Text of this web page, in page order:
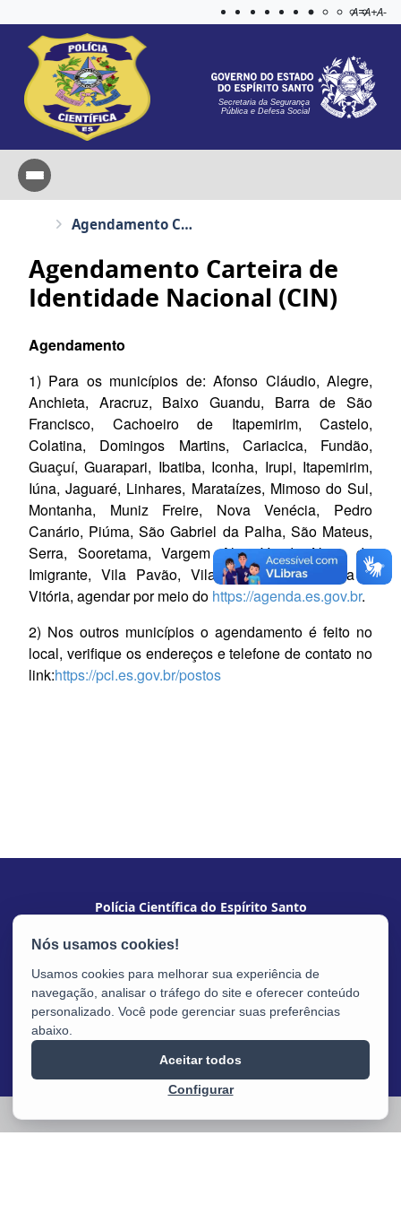
Aplicar
A=A+A-
Secretaria da Segurança
Pública e Defesa Social
Agendamento Carteira de Identidade Nacional (CIN)
Agendamento Carteira de
Identidade Nacional (CIN)
Agendamento
1) Para os municípios de: Afonso Cláudio, Alegre,
Anchieta, Aracruz, Baixo Guandu, Barra de São
Francisco, Cachoeiro de Itapemirim, Castelo,
Colatina, Domingos Martins, Cariacica, Fundão,
Guaçuí, Guarapari, Ibatiba, Iconha, Irupi, Itapemirim,
Iúna, Jaguaré, Linhares, Marataízes, Mimoso do Sul,
Montanha, Muniz Freire, Nova Venécia, Pedro
Canário, Piúma, São Gabriel da Palha, São Mateus,
Serra, Sooretama, Vargem Alta, Venda Nova do
Imigrante, Vila Pavão, Vila Valério, Vila Velha e
Vitória, agendar por meio do https://agenda.es.gov.br.
2) Nos outros municípios o agendamento é feito no
local, verifique os endereços e telefone de contato no
link:https://pci.es.gov.br/postos
Polícia Científica do Espírito Santo
Av. Nossa Sra. da Penha, 2.290 - Sta Luiza
Usamos cookies para melhorar sua experiência de
navegação, analisar o tráfego do site e oferecer conteúdo
personalizado. Você pode gerenciar suas preferências
abaixo.
Configurar
Aceitar todos